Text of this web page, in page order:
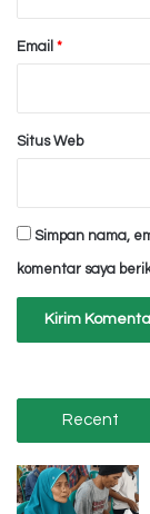
Email *
Situs Web
Simpan nama,
komentar saya
Recent